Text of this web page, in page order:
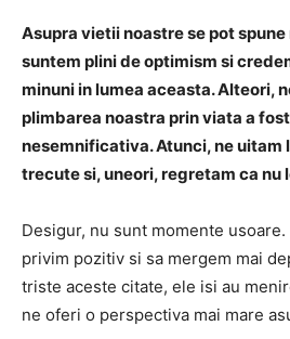
Asupra vietii noastre se pot
suntem plini de optimism si
minuni in lumea aceasta. Alteori,
plimbarea noastra prin viata a
nesemnificativa. Atunci, ne uitam
trecute si, uneori, regretam ca
Desigur, nu sunt momente
privim pozitiv si sa mergem mai
triste aceste citate, ele isi au
ne oferi o perspectiva mai mare